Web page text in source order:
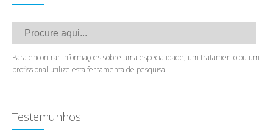
Para encontrar informações sobre uma especialidade, um tratamento ou um
profissional utilize esta ferramenta de pesquisa.
Testemunhos